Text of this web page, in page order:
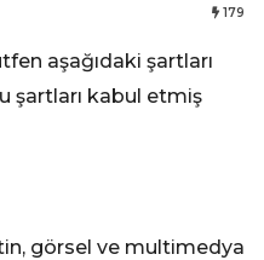
179
aşağıdaki şartları
şartları kabul etmiş
görsel ve multimedya